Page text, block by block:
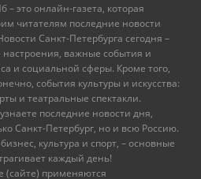
это онлайн-газета, которая
читателям последние новости
Санкт-Петербурга сегодня –
важные события и
и социальной сферы. Кроме того,
события культуры и искусства:
и театральные спектакли.
последние новости дня,
Санкт-Петербург, но и всю Россию.
культура и спорт, – основные
каждый день!
(сайте) применяются